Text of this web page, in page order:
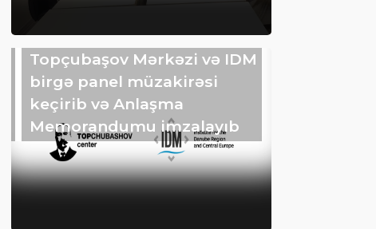
Topçubaşov Mərkəzi və IDM
birgə panel müzakirəsi
keçirib və Anlaşma
Memorandumu imzalayıb